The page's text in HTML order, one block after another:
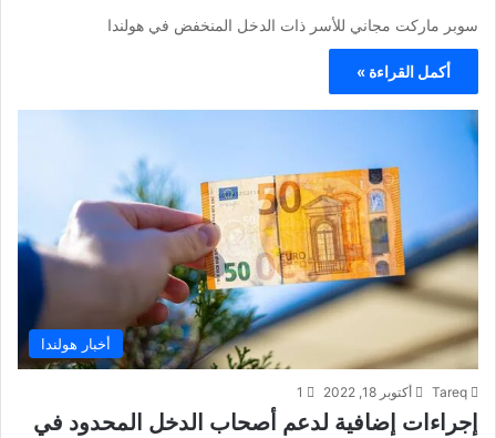
سوبر ماركت مجاني للأسر ذات الدخل المنخفض في هولندا
أكمل القراءة »
أخبار هولندا
Tareq أكتوبر 18, 2022 1
إجراءات إضافية لدعم أصحاب الدخل المحدود في